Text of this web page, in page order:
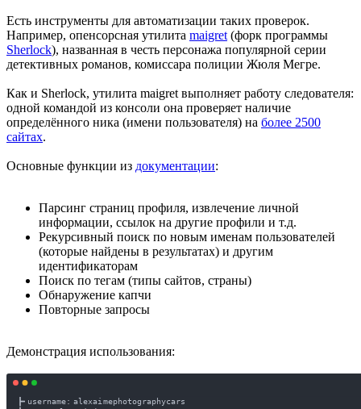
Есть инструменты для автоматизации таких проверок.
Например, опенсорсная утилита maigret (форк программы
Sherlock), названная в честь персонажа популярной серии
детективных романов, комиссара полиции Жюля Мегре.
Как и Sherlock, утилита maigret выполняет работу следователя:
одной командой из консоли она проверяет наличие
определённого ника (имени пользователя) на более 2500
сайтах.
Основные функции из документации:
Парсинг страниц профиля, извлечение личной
информации, ссылок на другие профили и т.д.
Рекурсивный поиск по новым именам пользователей
(которые найдены в результатах) и другим
идентификаторам
Поиск по тегам (типы сайтов, страны)
Обнаружение капчи
Повторные запросы
Демонстрация использования: